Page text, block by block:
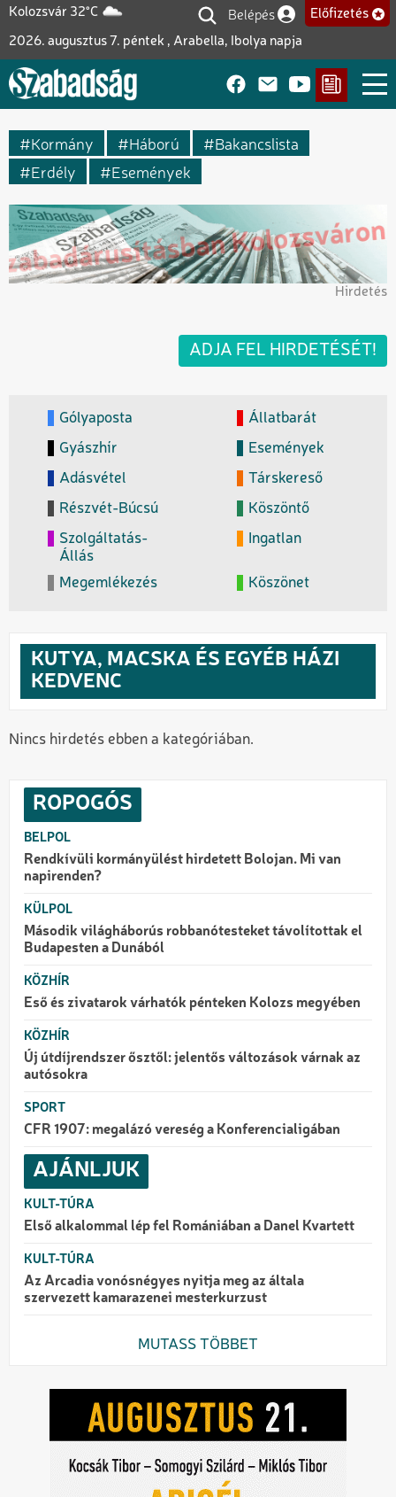
Ugrás
tartalomra
Kolozsvár 32°C
2026. augusztus 7. péntek , Arabella, Ibolya napja
Felhasználói fiók
Belépés Előfizetés
Kormány Háború
Bakancslista
Erdély
Események
Hirdetés
ADJA FEL HIRDETÉSÉT!
Gólyaposta
Állatbarát
Gyászhír
Események
Adásvétel
Társkereső
Részvét-Búcsú
Köszöntő
Szolgáltatás-
Állás
Ingatlan
Megemlékezés Köszönet
KUTYA, MACSKA ÉS EGYÉB HÁZI
KEDVENC
Nincs hirdetés ebben a kategóriában.
ROPOGÓS
BELPOL
Rendkívüli kormányülést hirdetett Bolojan. Mi van
napirenden?
KÜLPOL
Második világháborús robbanótesteket távolítottak el
Budapesten a Dunából
KÖZHÍR
Eső és zivatarok várhatók pénteken Kolozs megyében
KÖZHÍR
Új útdíjrendszer ősztől: jelentős változások várnak az
autósokra
SPORT
CFR 1907: megalázó vereség a Konferencialigában
AJÁNLJUK
KULT-TÚRA
Első alkalommal lép fel Romániában a Danel Kvartett
KULT-TÚRA
Az Arcadia vonósnégyes nyitja meg az általa
szervezett kamarazenei mesterkurzust
MUTASS TÖBBET